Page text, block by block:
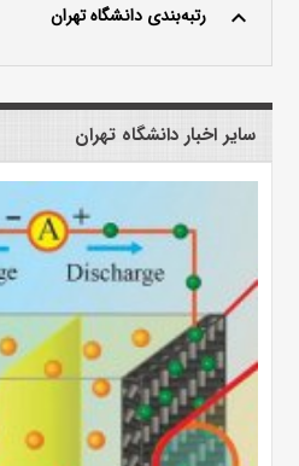
keyboard_arrow_up رتبه‌بندی دانشگاه تهران
سایر اخبار دانشگاه تهران